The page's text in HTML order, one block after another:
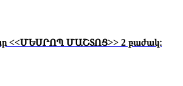
<<ՄԵՍՐՈՊ ՄԱՇՏՈՑ>> 2 բաժակ։